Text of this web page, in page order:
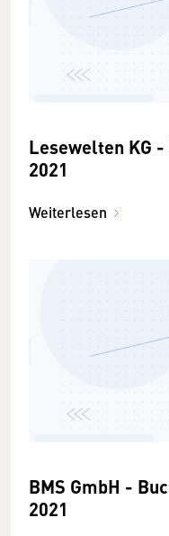
Lesewelten KG
2021
Weiterlesen
BMS GmbH -
2021